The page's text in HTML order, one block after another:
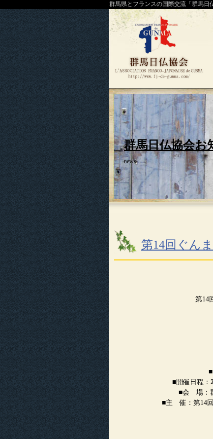
群馬県とフランスの国際交流「群馬日
群馬日仏協会お
news
第14回ぐん
第14
■
■開催日程：
■会 場：
■主 催：第14回